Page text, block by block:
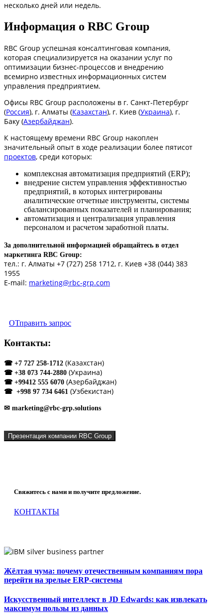
несколько дней или недель.
Информация о RBC Group
RBC Group успешная консалтинговая компания,
которая специализируется на оказании услуг по
оптимизации бизнес-процессов и внедрению
всемирно известных информационных систем
управления предприятием.
Офисы RBC Group расположены в г. Санкт-Петербург
(Россия), г. Алматы (Казахстан), г. Киев (Украина), г.
Баку (Азербайджан).
К настоящему времени RBC Group накоплен
значительный опыт в ходе реализации более пятисот
проектов, среди которых:
комплексная автоматизация предприятий (ERP);
внедрение систем управления эффективностью
предприятий, в которых интегрированы
аналитические отчетные инструменты, системы
сбалансированных показателей и планирования;
автоматизация и централизация управления
персоналом и расчетом заработной платы.
За дополнительной информацией обращайтесь в отдел
маркетинга RBC Group:
тел.: г. Алматы +7 (727) 258 1712, г. Киев +38 (044) 383
1955
Е-mail: marketing@rbc-grp.com
ОТправить запрос
Контакты:
☎ +7 727 258-1712 (Казахстан)
☎ +38 073 744-2880 (Украина)
☎ +99412 555 6070 (Азербайджан)
☎ +998 97 734 6461 (Узбекистан)
✉ marketing@rbc-grp.solutions
Презентация компании RBC Group
Свяжитесь с нами и получите предложение.
КОНТАКТЫ
Жёлтая чума: почему отечественным компаниям пора
перейти на зрелые ERP-системы
Искусственный интеллект в JD Edwards: как извлекать
максимум пользы из данных